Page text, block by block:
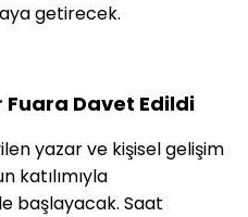
getirecek.
Davet Edildi
yazar ve kişisel gelişim
katılımıyla
başlayacak. Saat